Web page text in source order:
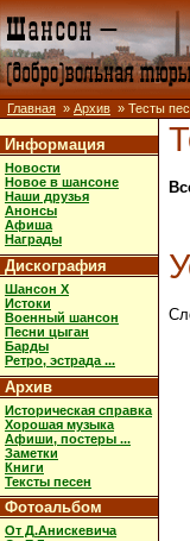
Главная » Архив » Тесты
Информация
Новости
Новое в шансоне
Наши друзья
Анонсы
Афиша
Награды
Дискография
Шансон X
Истоки
Военный шансон
Песни цыган
Барды
Ретро, эстрада ...
Архив
Историческая справка
Хорошая музыка
Афиши, постеры ...
Заметки
Книги
Тексты песен
Фотоальбом
От Д.Анискевича